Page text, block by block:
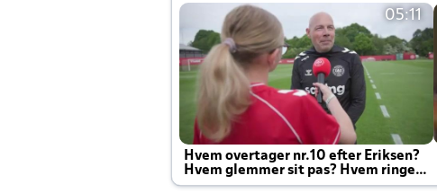
05:11
Hvem overtager nr.10 efter Eriksen?
Hvem glemmer sit pas? Hvem ringer
Joachim altid til efter kampe?